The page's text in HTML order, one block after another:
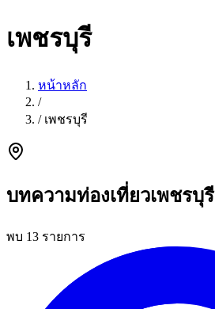
เพชรบุรี
หน้าหลัก
/
/ เพชรบุรี
บทความท่องเที่ยวเพชรบุรี
พบ 13 รายการ